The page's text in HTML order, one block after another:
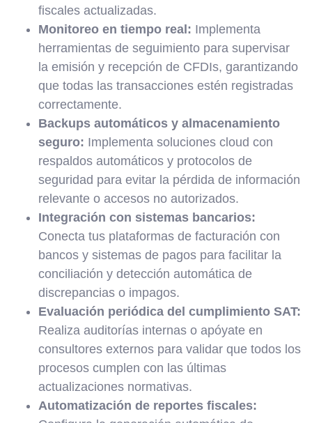
fiscales actualizadas.
Monitoreo en tiempo real: Implementa
herramientas de seguimiento para supervisar
la emisión y recepción de CFDIs, garantizando
que todas las transacciones estén registradas
correctamente.
Backups automáticos y almacenamiento
seguro: Implementa soluciones cloud con
respaldos automáticos y protocolos de
seguridad para evitar la pérdida de información
relevante o accesos no autorizados.
Integración con sistemas bancarios:
Conecta tus plataformas de facturación con
bancos y sistemas de pagos para facilitar la
conciliación y detección automática de
discrepancias o impagos.
Evaluación periódica del cumplimiento SAT:
Realiza auditorías internas o apóyate en
consultores externos para validar que todos los
procesos cumplen con las últimas
actualizaciones normativas.
Automatización de reportes fiscales: